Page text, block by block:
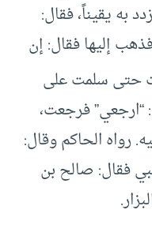
به يقيناً، فقال:
إليها فقال: إن
حتى سلمت على
“ارجعي” فرجعت،
رواه الحاكم وقال:
فقال: صالح بن